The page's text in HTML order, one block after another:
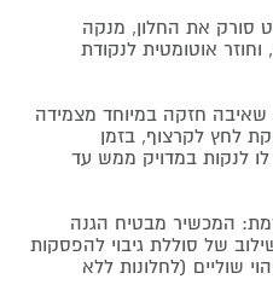
סורק את החלון, מנקה
אוטומטית לנקודת
שאיבה חזקה במיוחד מצמידה
לחץ לקרצוף, בזמן
לנקות במדויק ממש עד
המכשיר מבטיח הגנה
של סוללת גיבוי להפסקות
שוליים (לחלונות ללא